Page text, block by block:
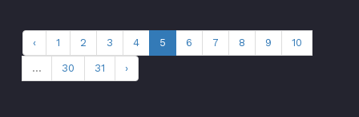
‹ 1 2 3 4 5 6 7 8 9 10
... 30 31 ›